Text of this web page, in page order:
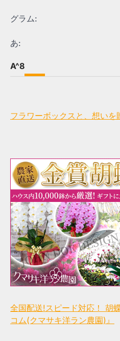
グラム:
あ:
A^8
フラワーボックスと、想いを
全国配送!スピード対応！ 胡
コム(クマサキ洋ラン農園)』